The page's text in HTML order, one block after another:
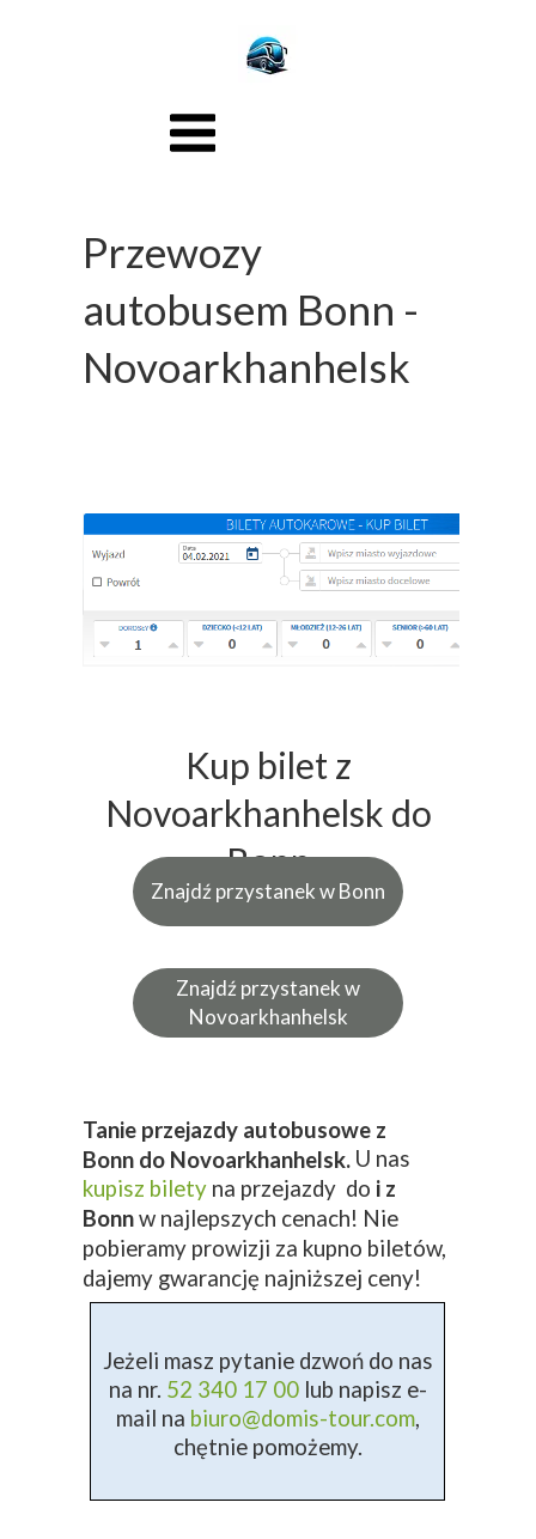
Znajdź przystanek w Bonn
Znajdź przystanek w
Novoarkhanhelsk
Kup bilet z
Novoarkhanhelsk do
Bonn
Tanie przejazdy autobusowe z
Bonn do Novoarkhanhelsk. U nas
kupisz bilety na przejazdy do i z
Bonnw najlepszych cenach! Nie
pobieramy prowizji za kupno biletów,
dajemy gwarancję najniższej ceny!
Jeżeli masz pytanie dzwoń do nas
na nr. 52 340 17 00lub napisz e-
mail na biuro@domis-tour.com,
chętnie pomożemy.
Przewozy
autobusem Bonn -
Novoarkhanhelsk